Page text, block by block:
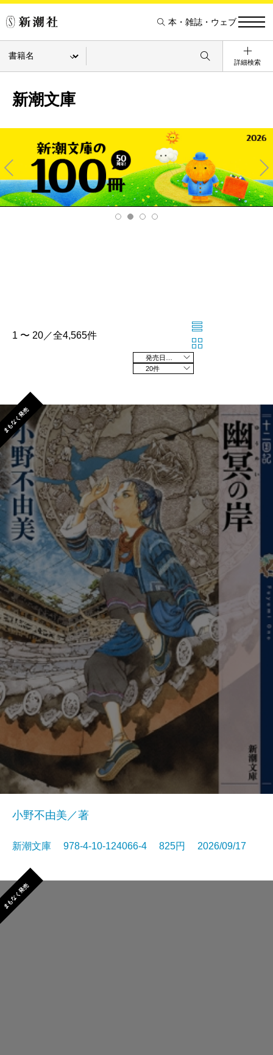
本・雑誌・ウェブ
詳細検索
新潮文庫
Pre
v
Ne
xt
1 〜 20／全4,565件
20件
まもなく発売
小野不由美／著
新潮文庫 978-4-10-124066-4 825円 2026/09/17
まもなく発売